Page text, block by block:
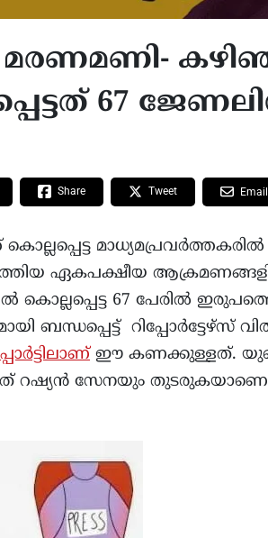
മരണമണി-
67
Share Tweet Email
ഏകപക്ഷീയ
67 പേരില്‍
റിപ്പോര്‍ട്ടേഴ്സ്
ഈ കണക്കുള്ളത്.
റഷ്യൻ സേനയും